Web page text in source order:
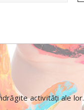
activități ale lor.